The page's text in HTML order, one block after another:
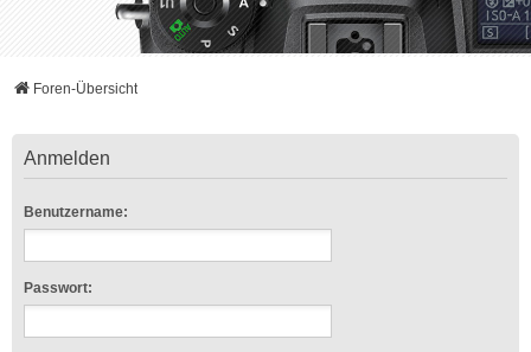
Foren-Übersicht
Anmelden
Benutzername:
Passwort: